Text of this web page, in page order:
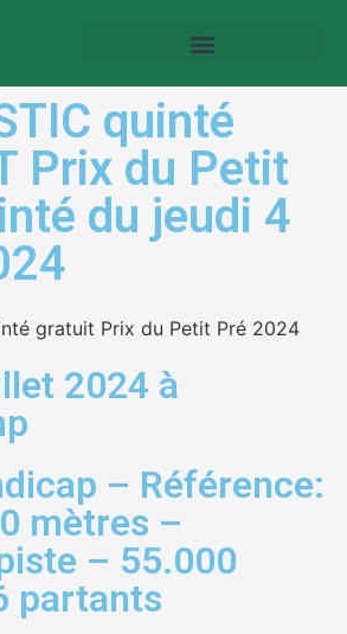
quinté
Prix du Petit
du jeudi 4
2024 à
– Référence:
mètres –
– 55.000
partants